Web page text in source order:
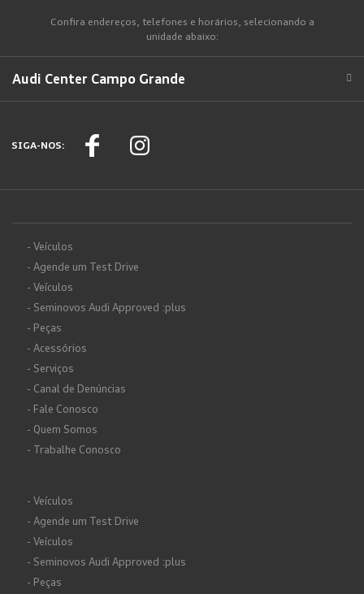
Confira endereços, telefones e horários, selecionando a
unidade abaixo:
Audi Center Campo Grande
SIGA-NOS:
- Veículos
- Agende um Test Drive
- Veículos
- Seminovos Audi Approved :plus
- Peças
- Acessórios
- Serviços
- Canal de Denúncias
- Fale Conosco
- Quem Somos
- Trabalhe Conosco
- Veículos
- Agende um Test Drive
- Veículos
- Seminovos Audi Approved :plus
- Peças